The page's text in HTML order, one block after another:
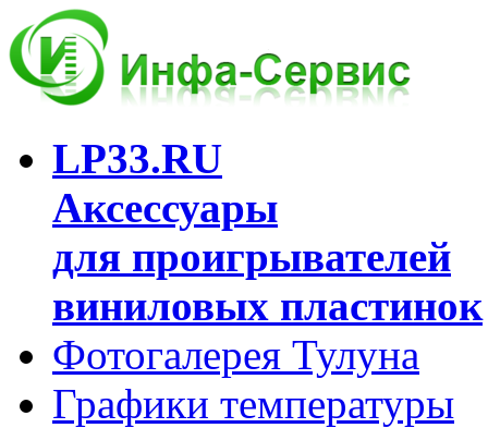
LP33.RU
Аксессуары
для проигрывателей
виниловых пластинок
Фотогалерея Тулуна
Графики температуры